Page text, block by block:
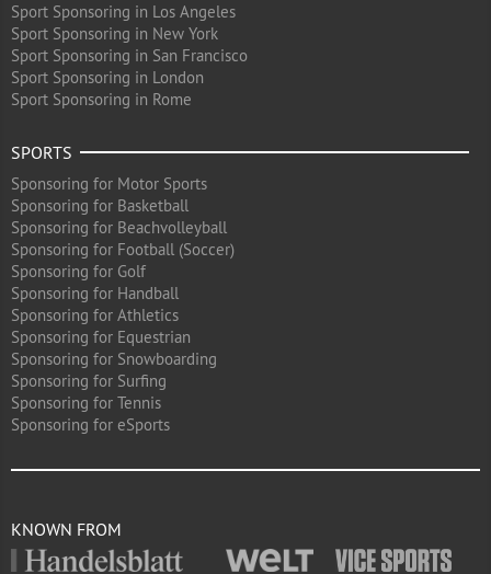
Sport Sponsoring in Los Angeles
Sport Sponsoring in New York
Sport Sponsoring in San Francisco
Sport Sponsoring in London
Sport Sponsoring in Rome
SPORTS
Sponsoring for Motor Sports
Sponsoring for Basketball
Sponsoring for Beachvolleyball
Sponsoring for Football (Soccer)
Sponsoring for Golf
Sponsoring for Handball
Sponsoring for Athletics
Sponsoring for Equestrian
Sponsoring for Snowboarding
Sponsoring for Surfing
Sponsoring for Tennis
Sponsoring for eSports
KNOWN FROM